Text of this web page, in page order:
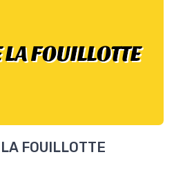
FOUILLOTTE
FOUILLOTTE